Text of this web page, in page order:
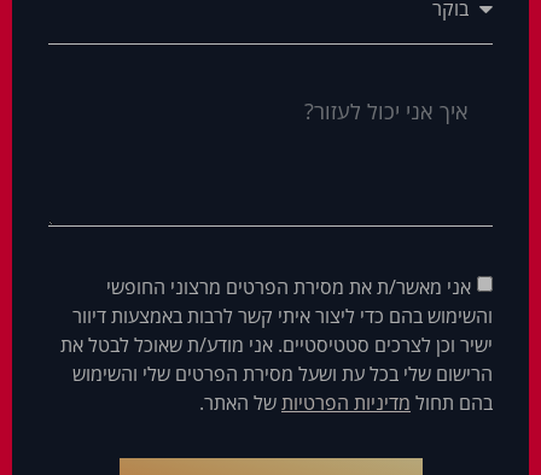
אני מאשר/ת את מסירת הפרטים מרצוני החופשי
והשימוש בהם כדי ליצור איתי קשר לרבות באמצעות דיוור
ישיר וכן לצרכים סטטיסטיים. אני מודע/ת שאוכל לבטל את
הרישום שלי בכל עת ושעל מסירת הפרטים שלי והשימוש
בהם תחול מדיניות הפרטיותשל האתר.